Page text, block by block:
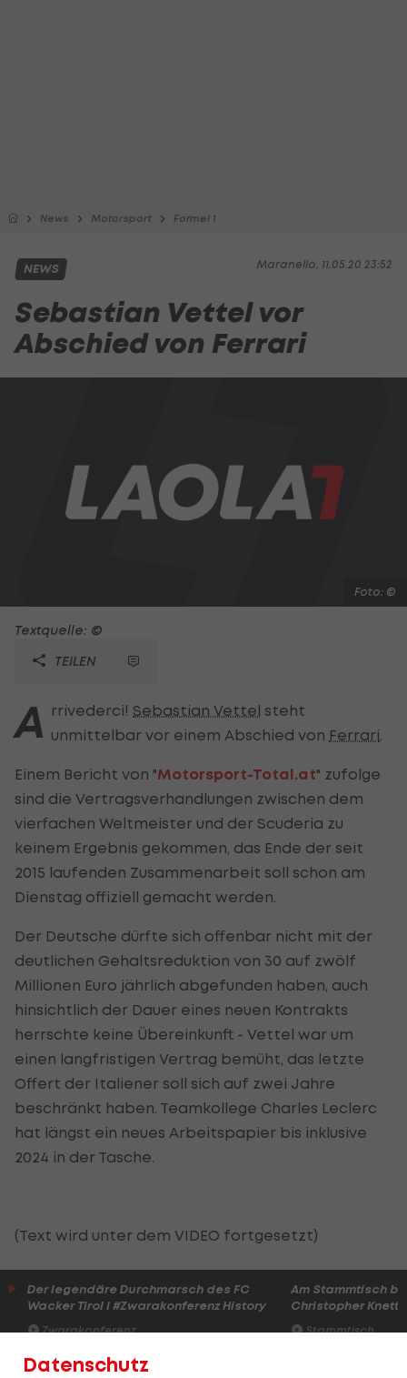
News Motorsport Formel 1
Maranello, 11.05.20 23:52
NEWS
Sebastian Vettel vor
Abschied von Ferrari
Foto: ©
Textquelle: ©
TEILEN
A rrivederci! Sebastian Vettel steht
unmittelbar vor einem Abschied von Ferrari
Einem Bericht von "Motorsport-Total.at" zufolge
sind die Vertragsverhandlungen zwischen dem
vierfachen Weltmeister und der Scuderia zu
keinem Ergebnis gekommen, das Ende der seit
2015 laufenden Zusammenarbeit soll schon am
Dienstag offiziell gemacht werden.
Der Deutsche dürfte sich offenbar nicht mit der
deutlichen Gehaltsreduktion von 30 auf zwölf
Millionen Euro jährlich abgefunden haben, auch
hinsichtlich der Dauer eines neuen Kontrakts
herrschte keine Übereinkunft - Vettel war um
einen langfristigen Vertrag bemüht, das letzte
Offert der Italiener soll sich auf zwei Jahre
beschränkt haben. Teamkollege Charles Leclerc
hat längst ein neues Arbeitspapier bis inklusive
2024 in der Tasche.
(Text wird unter dem VIDEO fortgesetzt)
Der legendäre Durchmarsch des FC
Wacker Tirol I #Zwarakonferenz History
Zwarakonferenz
Am Stammtisch
Christopher Knett
Stammtisch
Datenschutz